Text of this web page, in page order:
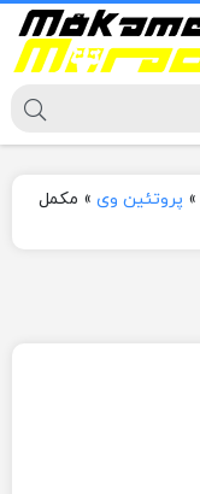
» پروتئین وی » مکمل